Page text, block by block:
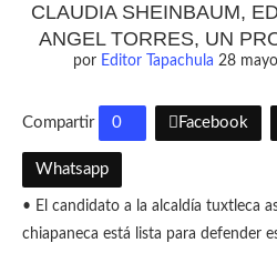
CLAUDIA SHEINBAUM,
ANGEL TORRES, UN
por Editor Tapachula 28
Compartir 0 Facebook
Whatsapp
• El candidato a la alcaldía tuxtleca
chiapaneca está lista para defender